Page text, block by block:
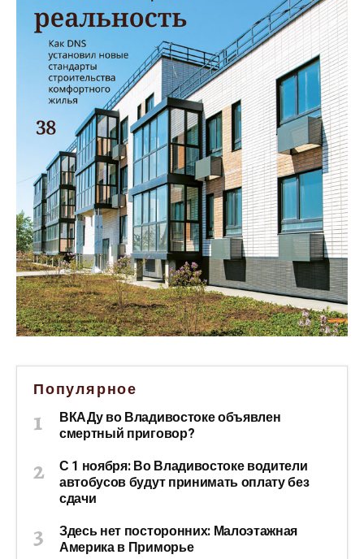
Популярное
ВКАДу во Владивостоке объявлен
смертный приговор?
С 1 ноября: Во Владивостоке водители
автобусов будут принимать оплату без
сдачи
Здесь нет посторонних: Малоэтажная
Америка в Приморье